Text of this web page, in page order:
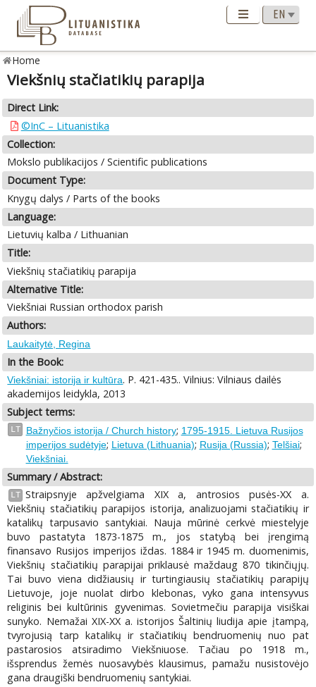
Home
Viekšnių stačiatikių parapija
Direct Link:
©InC – Lituanistika
Collection:
Mokslo publikacijos / Scientific publications
Document Type:
Knygų dalys / Parts of the books
Language:
Lietuvių kalba / Lithuanian
Title:
Viekšnių stačiatikių parapija
Alternative Title:
Viekšniai Russian orthodox parish
Authors:
Laukaitytė, Regina
In the Book:
Viekšniai: istorija ir kultūra. P. 421-435.. Vilnius: Vilniaus dailės
akademijos leidykla, 2013
Subject terms:
LT Bažnyčios istorija / Church history; 1795-1915. Lietuva Rusijos
imperijos sudėtyje; Lietuva (Lithuania); Rusija (Russia); Telšiai;
Viekšniai.
Summary / Abstract:
LT Straipsnyje apžvelgiama XIX a, antrosios pusės-XX a.
Viekšnių stačiatikių parapijos istorija, analizuojami stačiatikių ir
katalikų tarpusavio santykiai. Nauja mūrinė cerkvė miestelyje
buvo pastatyta 1873-1875 m., jos statybą bei įrengimą
finansavo Rusijos imperijos iždas. 1884 ir 1945 m. duomenimis,
Viekšnių stačiatikių parapijai priklausė maždaug 870 tikinčiųjų.
Tai buvo viena didžiausių ir turtingiausių stačiatikių parapijų
Lietuvoje, joje nuolat dirbo klebonas, vyko gana intensyvus
religinis bei kultūrinis gyvenimas. Sovietmečiu parapija visiškai
sunyko. Nemažai XIX-XX a. istorijos Šaltinių liudija apie įtampą,
tvyrojusią tarp katalikų ir stačiatikių bendruomenių nuo pat
pastarosios atsiradimo Viekšniuose. Tačiau po 1918 m.,
išsprendus žemės nuosavybės klausimus, pamažu nusistovėjo
gana draugiški bendruomenių santykiai.